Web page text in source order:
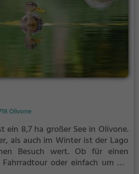
Olivone
ein 8,7 ha großer See in Olivone.
als auch im Winter ist der Lago
Besuch wert. Ob für einen
oder einfach um die